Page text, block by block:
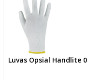
Luvas Opsial Handlite